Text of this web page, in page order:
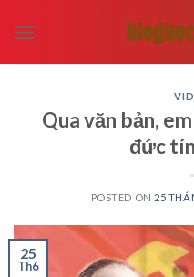
Qua văn bản,
đức
POSTED ON 25
25
Th6